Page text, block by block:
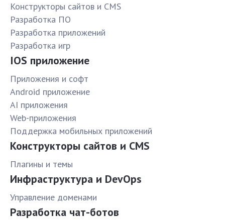
Конструкторы сайтов и CMS
Разработка ПО
Разработка приложений
Разработка игр
IOS приложение
Приложения и софт
Android приложение
AI приложения
Web-приложения
Поддержка мобильных приложений
Конструкторы сайтов и CMS
Плагины и темы
Инфраструктура и DevOps
Управление доменами
Разработка чат-ботов